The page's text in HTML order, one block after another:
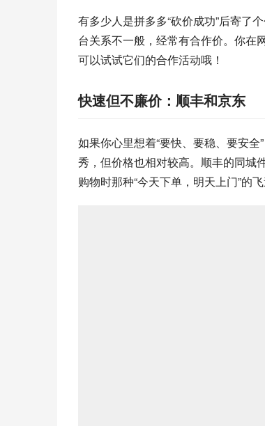
有多少人是拼多多“砍价成功”后寄了
台关系不一般，经常有合作价。你在
可以试试它们的合作活动哦！
快速但不廉价：顺丰和京东
如果你心里想着“要快、要稳、要安
秀，但价格也相对较高。顺丰的同城
购物时那种“今天下单，明天上门”的